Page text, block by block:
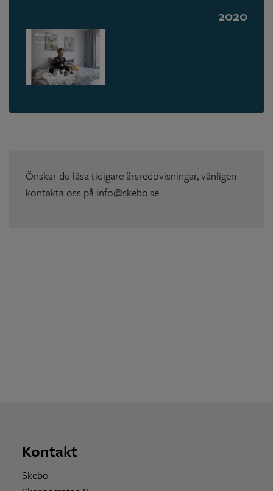
2020
Önskar du läsa tidigare årsredovisningar, vänligen
kontakta oss på info@skebo.se
Kontakt
Skebo